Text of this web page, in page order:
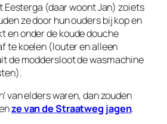
Eesterga (daar woont Jan) zoiets
ze door hun ouders bij kop en
en onder de koude douche
te koelen (louter en alleen
de moddersloot de wasmachine
van elders waren, dan zouden
ze van de Straatweg jagen.